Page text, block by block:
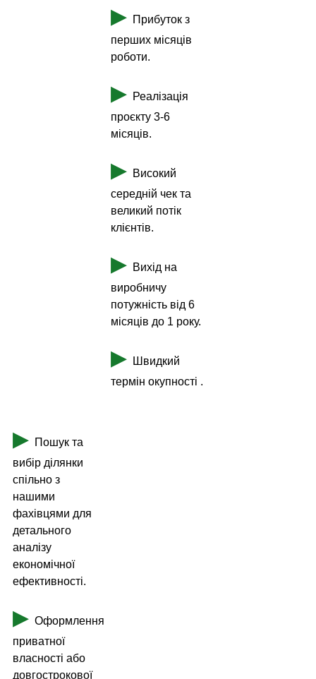
▶ Прибуток з
перших місяців
роботи.
▶ Реалізація
проєкту 3-6
місяців.
▶ Високий
середній чек та
великий потік
клієнтів.
▶ Вихід на
виробничу
потужність від 6
місяців до 1 року.
▶
Швидкий
термін окупності .
▶ Пошук та
вибір ділянки
спільно з
нашими
фахівцями для
детального
аналізу
економічної
ефективності.
▶ Оформлення
приватної
власності або
довгострокової